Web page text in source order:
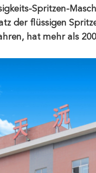
Spritzen-
der flüssigen
hat mehr als